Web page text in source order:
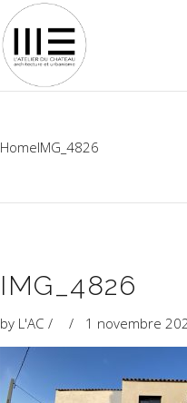
HomeIMG_4826
IMG_4826
by L'AC 1 novembre